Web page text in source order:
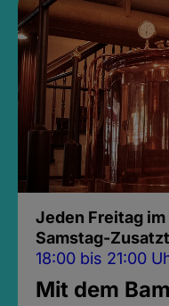
Jeden Freitag
Samstag-
18:00 bis 21:00
Mit dem